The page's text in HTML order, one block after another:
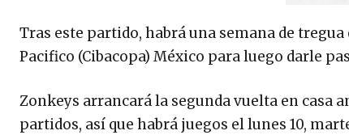
Tras este partido, habrá una semana de
Pacifico (Cibacopa) México para luego darle
Zonkeys arrancará la segunda vuelta en casa
partidos, así que habrá juegos el lunes 10,